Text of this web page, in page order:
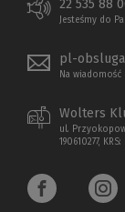
22 535 88
Jesteśmy do
pl-
Na
Wolters
ul.
190610277,